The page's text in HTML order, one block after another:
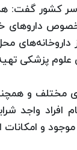
احمر در سراسر
خصوص داروهای
داروخانه‌های
علوم پزشكی
و
افراد واجد
و امكانات